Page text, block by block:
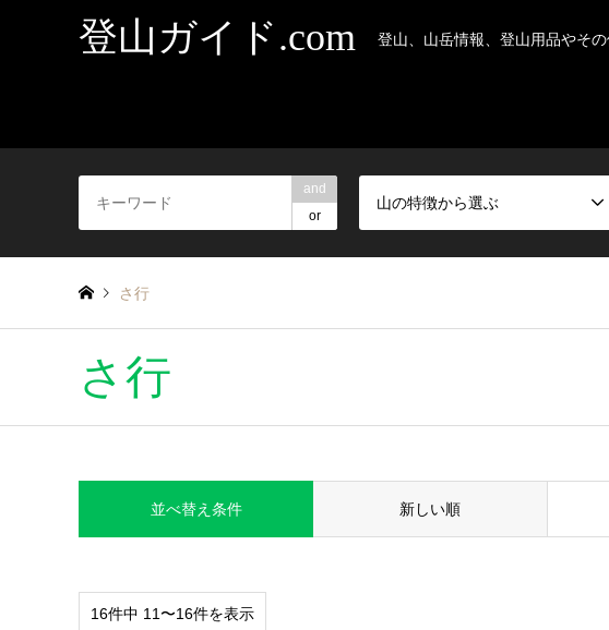
登山ガイド.com 登山、山岳情報、登山用品やそ
and
or
山の特徴から選ぶ
さ行
さ行
並べ替え条件 新しい順
16件中 11〜16件を表示